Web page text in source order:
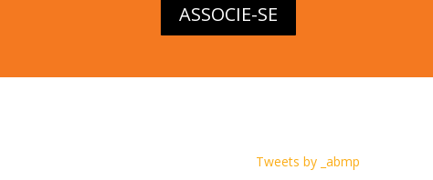
ASSOCIE-SE
Tweets by _abmp